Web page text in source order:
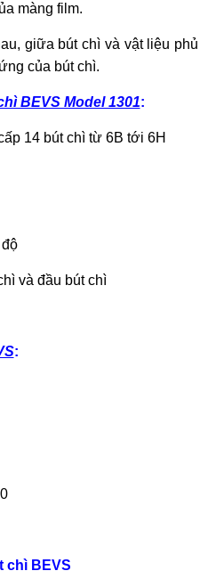
màng film.
giữa bút chì và vật liệu
của bút chì.
BEVS Model 1301:
14 bút chì từ 6B tới 6H
và đầu bút chì
:
chì BEVS